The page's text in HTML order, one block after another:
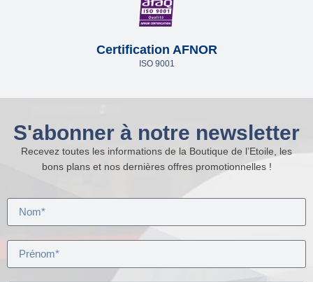
Certification AFNOR
ISO 9001
S'abonner à notre newsletter
Recevez toutes les informations de la Boutique de l’Etoile, les
bons plans et nos dernières offres promotionnelles !